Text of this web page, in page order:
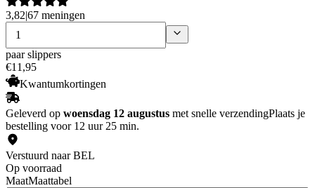
3,82|67 meningen
paar slippers
€11 ,95
Kwantumkortingen
Geleverd op woensdag 12 augustus met snelle verzendingPlaats je
bestelling voor 12 uur 25 min.
Verstuurd naar BEL
Op voorraad
MaatMaattabel